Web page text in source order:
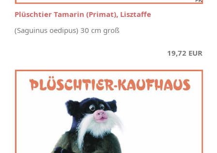
Plüschtier Tamarin (Primat), Lisztaffe
(Saguinus oedipus) 30 cm groß
19,72 EUR